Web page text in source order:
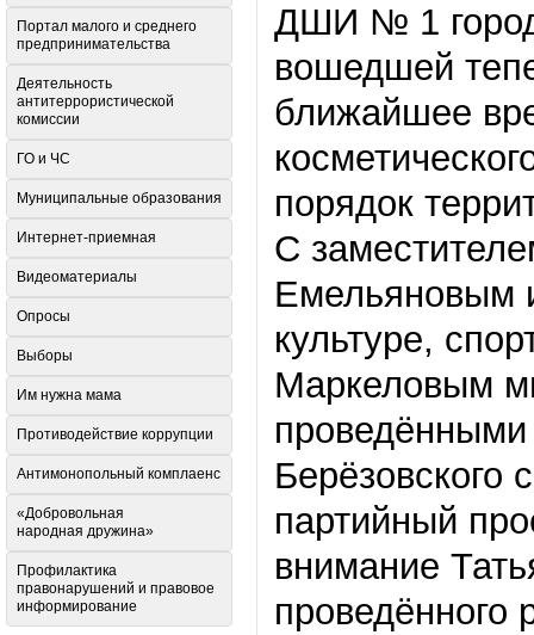
ДШИ № 1
вошедшей
ближайшее
порядок
С
Емельяновым
культуре,
Маркеловым
Берёзовского
партийный
внимание
проведённого
Портал малого и среднего
предпринимательства
Деятельность
антитеррористической
комиссии
ГО и ЧС
Муниципальные образования
Интернет-приемная
Видеоматериалы
Опросы
Выборы
Им нужна мама
Противодействие коррупции
Антимонопольный комплаенс
«Добровольная
народная дружина»
Профилактика
правонарушений и правовое
информирование